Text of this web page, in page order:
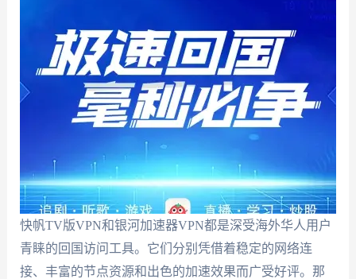
快帆TV版VPN和银河加速器VPN都是深受海外华人用户
青睐的回国访问工具。它们分别凭借着稳定的网络连
接、丰富的节点资源和出色的加速效果而广受好评。那